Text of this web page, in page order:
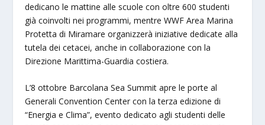
dedicano le mattine alle scuole con oltre 600 studenti
già coinvolti nei programmi, mentre WWF Area Marina
Protetta di Miramare organizzerà iniziative dedicate alla
tutela dei cetacei, anche in collaborazione con la
Direzione Marittima-Guardia costiera.
L’8 ottobre Barcolana Sea Summit apre le porte al
Generali Convention Center con la terza edizione di
“Energia e Clima”, evento dedicato agli studenti delle